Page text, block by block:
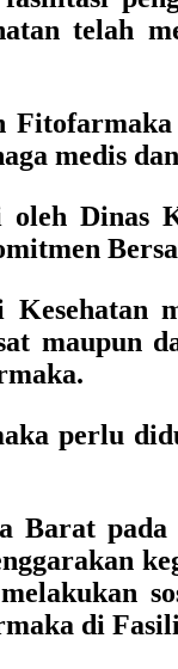
telah
medis
Dinas
maupun
perlu
Barat
di